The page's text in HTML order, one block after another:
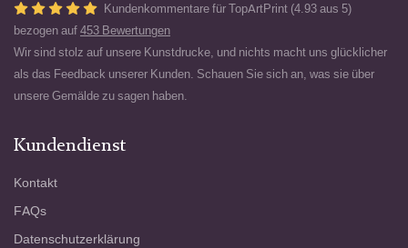
Kundenkommentare für TopArtPrint (4.93 aus 5)
bezogen auf 453 Bewertungen
Wir sind stolz auf unsere Kunstdrucke, und nichts macht uns glücklicher
als das Feedback unserer Kunden. Schauen Sie sich an, was sie über
unsere Gemälde zu sagen haben.
Kundendienst
Kontakt
FAQs
Datenschutzerklärung